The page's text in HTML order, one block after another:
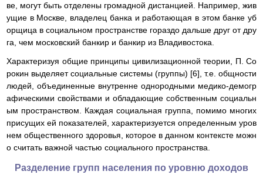
ве, могут быть отделены громадной дистанцией. Например, жив
ущие в Москве, владелец банка и работающая в этом банке уб
орщица в социальном пространстве гораздо дальше друг от дру
га, чем московский банкир и банкир из Владивостока.
Характеризуя общие принципы цивилизационной теории, П. Со
рокин выделяет социальные системы (группы) [6], т.е. общности
людей, объединенные внутренне однородными медико-демогр
афическими свойствами и обладающие собственным социальн
ым пространством. Каждая социальная группа, помимо многих
присущих ей показателей, характеризуется определенным уров
нем общественного здоровья, которое в данном контексте можн
о считать важной частью социального пространства.
Разделение групп населения по уровню доходов